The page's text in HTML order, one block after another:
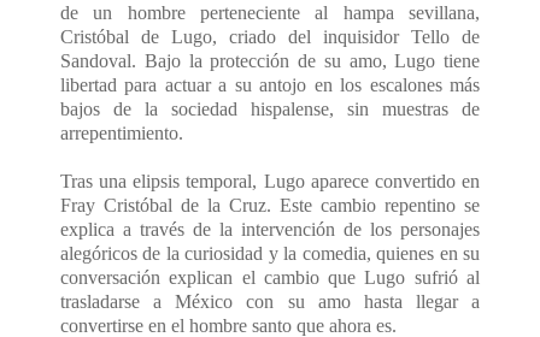
de un hombre perteneciente al hampa sevillana,
Cristóbal de Lugo, criado del inquisidor Tello de
Sandoval. Bajo la protección de su amo, Lugo tiene
libertad para actuar a su antojo en los escalones más
bajos de la sociedad hispalense, sin muestras de
arrepentimiento.
Tras una elipsis temporal, Lugo aparece convertido en
Fray Cristóbal de la Cruz. Este cambio repentino se
explica a través de la intervención de los personajes
alegóricos de la curiosidad y la comedia, quienes en su
conversación explican el cambio que Lugo sufrió al
trasladarse a México con su amo hasta llegar a
convertirse en el hombre santo que ahora es.